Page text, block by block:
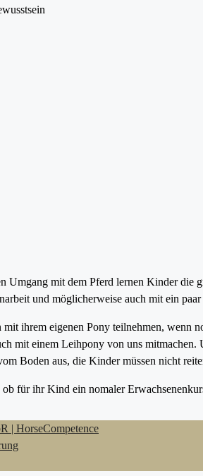
Umgang mit dem Pferd lernen Kinder die
und möglicherweise auch mit ein
ihrem eigenen Pony teilnehmen, wenn
mit einem Leihpony von uns
Boden aus, die Kinder müssen nicht
für ihr Kind ein nomaler
| HorseCompetence